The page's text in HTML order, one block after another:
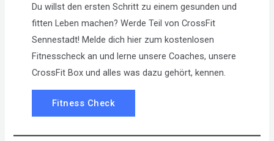
Du willst den ersten Schritt zu einem gesunden und
fitten Leben machen? Werde Teil von CrossFit
Sennestadt! Melde dich hier zum kostenlosen
Fitnesscheck an und lerne unsere Coaches, unsere
CrossFit Box und alles was dazu gehört, kennen.
Fitness Check